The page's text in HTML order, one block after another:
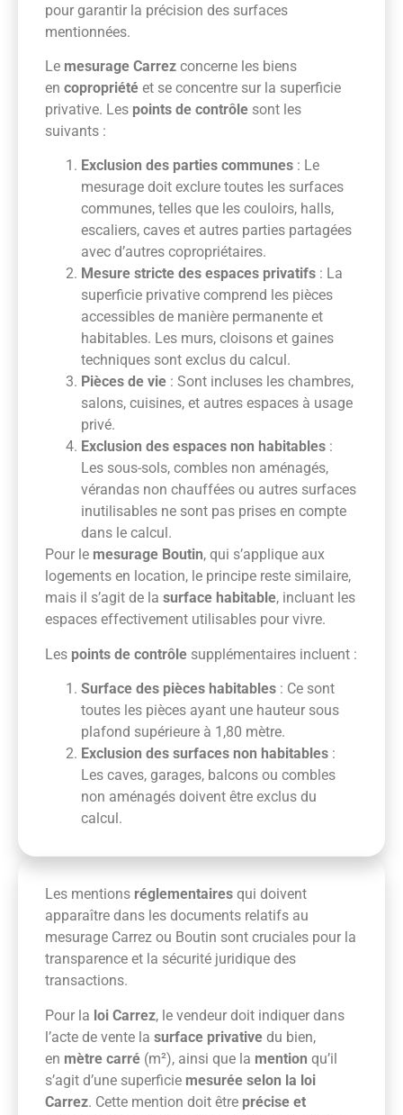
pour garantir la précision des surfaces
mentionnées.
Le mesurage Carrez concerne les biens
en copropriété et se concentre sur la superficie
privative. Les points de contrôle sont les
suivants :
Exclusion des parties communes : Le
mesurage doit exclure toutes les surfaces
communes, telles que les couloirs, halls,
escaliers, caves et autres parties partagées
avec d’autres copropriétaires.
Mesure stricte des espaces privatifs : La
superficie privative comprend les pièces
accessibles de manière permanente et
habitables. Les murs, cloisons et gaines
techniques sont exclus du calcul.
Pièces de vie : Sont incluses les chambres,
salons, cuisines, et autres espaces à usage
privé.
Exclusion des espaces non habitables :
Les sous-sols, combles non aménagés,
vérandas non chauffées ou autres surfaces
inutilisables ne sont pas prises en compte
dans le calcul.
Pour le mesurage Boutin, qui s’applique aux
logements en location, le principe reste similaire,
mais il s’agit de la surface habitable, incluant les
espaces effectivement utilisables pour vivre.
Les points de contrôle supplémentaires incluent :
Surface des pièces habitables : Ce sont
toutes les pièces ayant une hauteur sous
plafond supérieure à 1,80 mètre.
Exclusion des surfaces non habitables :
Les caves, garages, balcons ou combles
non aménagés doivent être exclus du
calcul.
Les mentions réglementaires qui doivent
apparaître dans les documents relatifs au
mesurage Carrez ou Boutin sont cruciales pour la
transparence et la sécurité juridique des
transactions.
Pour la loi Carrez, le vendeur doit indiquer dans
l’acte de vente la surface privative du bien,
en mètre carré (m²), ainsi que la mention qu’il
s’agit d’une superficie mesurée selon la loi
Carrez. Cette mention doit être précise et